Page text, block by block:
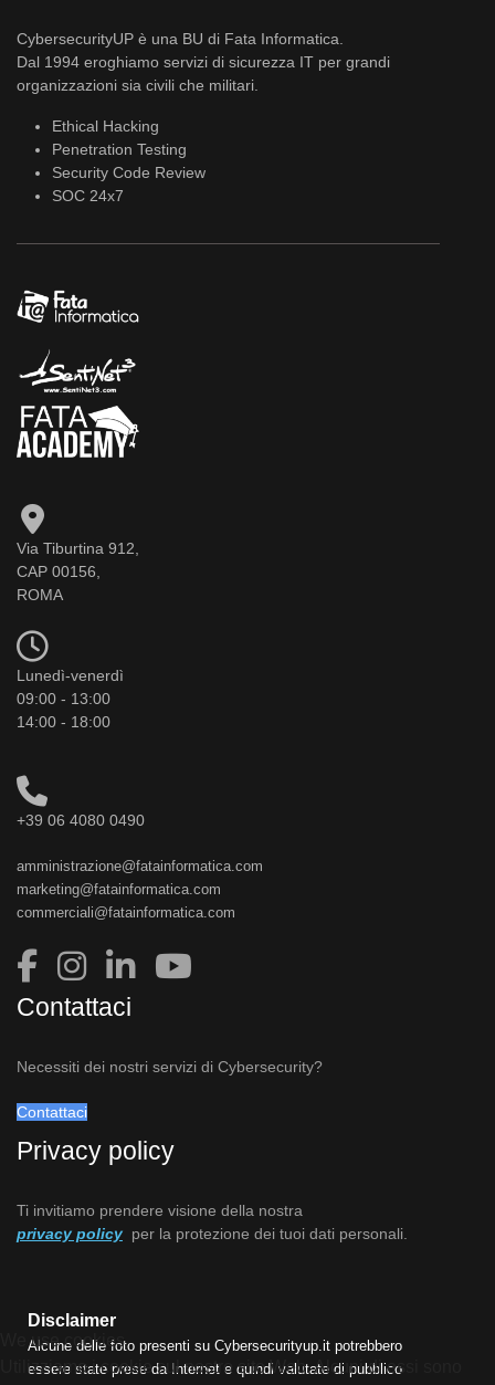
CybersecurityUP è una BU di Fata Informatica.
Dal 1994 eroghiamo servizi di sicurezza IT per grandi
organizzazioni sia civili che militari.
Ethical Hacking
Penetration Testing
Security Code Review
SOC 24x7
Via Tiburtina 912,
CAP 00156,
ROMA
Lunedì-venerdì
09:00 - 13:00
14:00 - 18:00
+39 06 4080 0490
amministrazione@fatainformatica.com
marketing@fatainformatica.com
commerciali@fatainformatica.com
Contattaci
Necessiti dei nostri servizi di Cybersecurity?
Contattaci
Privacy policy
Ti invitiamo prendere visione della nostra
privacy policy per la protezione dei tuoi dati personali.
Disclaimer
Alcune delle foto presenti su Cybersecurityup.it potrebbero
essere state prese da Internet e quindi valutate di pubblico
We use cookies
Utilizziamo i cookie sul nostro sito Web. Alcuni di essi sono